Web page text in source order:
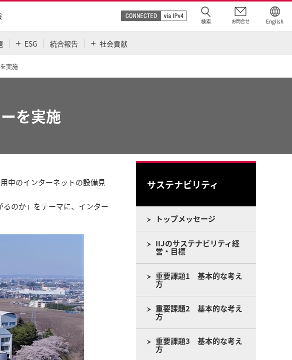
検索 お問合せ English
ESG 統合報告 社会貢献
実施
を実施
中のインターネットの設備見
のか」をテーマに、インター
サステナビリティ
トップメッセージ
IIJのサステナビリティ経
営・目標
重要課題1 基本的な考え
方
重要課題2 基本的な考え
方
重要課題3 基本的な考え
方